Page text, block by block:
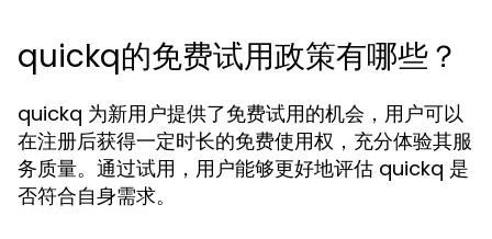
quickq的免费试用政策有哪些？
quickq 为新用户提供了免费试用的机会，用户可以
在注册后获得一定时长的免费使用权，充分体验其服
务质量。通过试用，用户能够更好地评估 quickq 是
否符合自身需求。